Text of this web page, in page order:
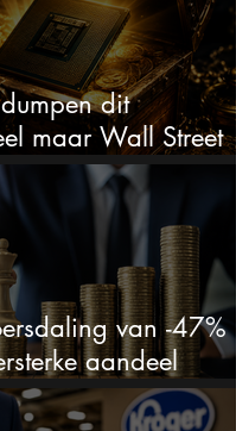
dit
maar Wall Street
koopkans
van -47%
aandeel
dan ooit